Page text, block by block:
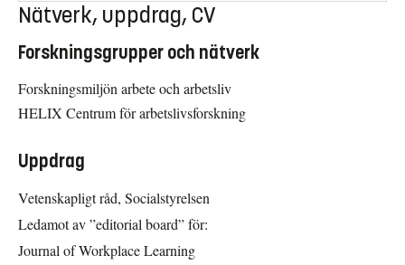
Nätverk, uppdrag, CV
Forskningsgrupper och nätverk
Forskningsmiljön arbete och arbetsliv
HELIX Centrum för arbetslivsforskning
Uppdrag
Vetenskapligt råd, Socialstyrelsen
Ledamot av ”editorial board” för:
Journal of Workplace Learning